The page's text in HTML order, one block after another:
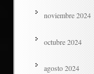
noviembre 2024
octubre 2024
agosto 2024